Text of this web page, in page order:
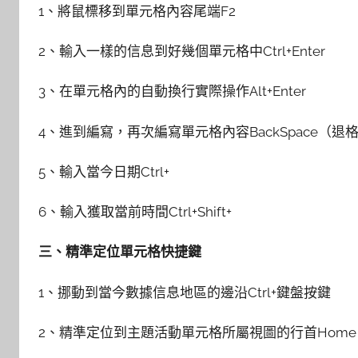
1、將鼠標移到單元格內容尾端F2
2、輸入一樣的信息到好幾個單元格中Ctrl+Enter
3、在單元格內的自動換行實際操作Alt+Enter
4、進到編寫，再次編寫單元格內容BackSpace（退
5、輸入當今日期Ctrl+
6、輸入獲取當前時間Ctrl+Shift+
三、精準定位單元格快捷鍵
1、挪動到當今數據信息地區的邊沿Ctrl+鍵盤按鍵
2、精準定位到主題活動單元格所屬視圖的行首Home